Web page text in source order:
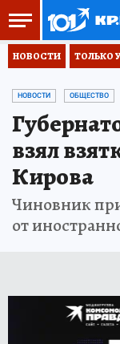
НОВОСТИ ТОЛЬКО
НОВОСТИ ОБЩЕСТВО
взял
Кирова
Чиновник
от